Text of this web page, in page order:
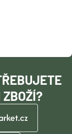
ZBOŽÍ?